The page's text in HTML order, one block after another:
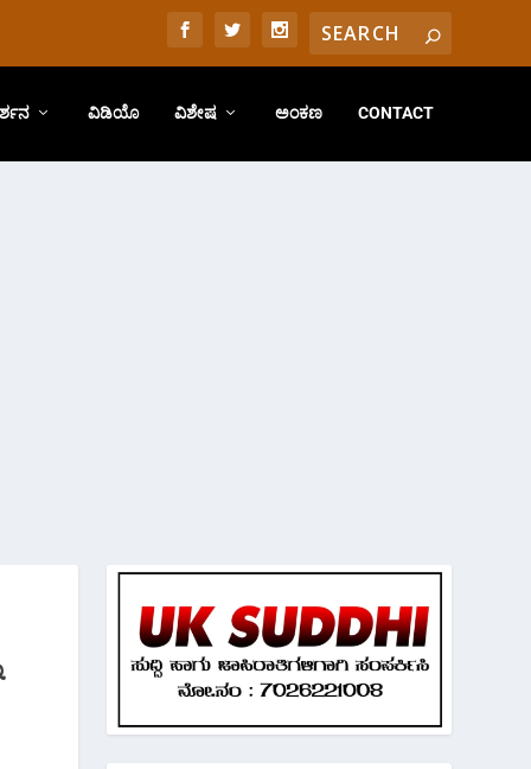
ವಿಡಿಯೊ ವಿಶೇಷ ಅಂಕಣ CONTACT